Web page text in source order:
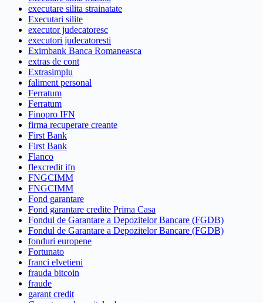
executare silita strainatate
Executari silite
executor judecatoresc
executori judecatoresti
Eximbank Banca Romaneasca
extras de cont
Extrasimplu
faliment personal
Ferratum
Ferratum
Finopro IFN
firma recuperare creante
First Bank
First Bank
Flanco
flexcredit ifn
FNGCIMM
FNGCIMM
Fond garantare
Fond garantare credite Prima Casa
Fondul de Garantare a Depozitelor Bancare (FGDB)
Fondul de Garantare a Depozitelor Bancare (FGDB)
fonduri europene
Fortunato
franci elvetieni
frauda bitcoin
fraude
garant credit